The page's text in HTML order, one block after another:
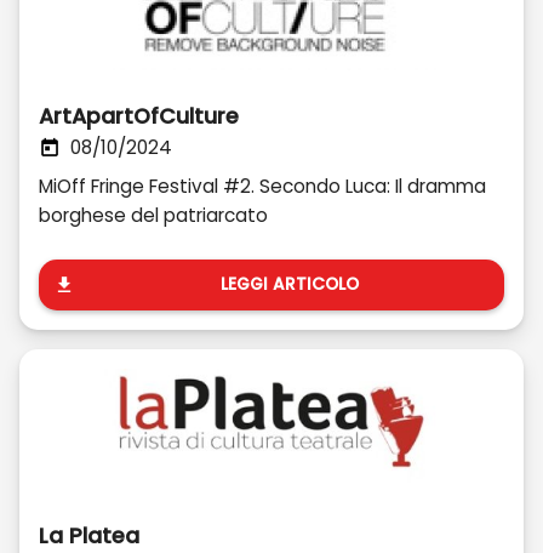
ArtApartOfCulture
08/10/2024
MiOff Fringe Festival #2. Secondo Luca: Il dramma
borghese del patriarcato
LEGGI ARTICOLO
La Platea